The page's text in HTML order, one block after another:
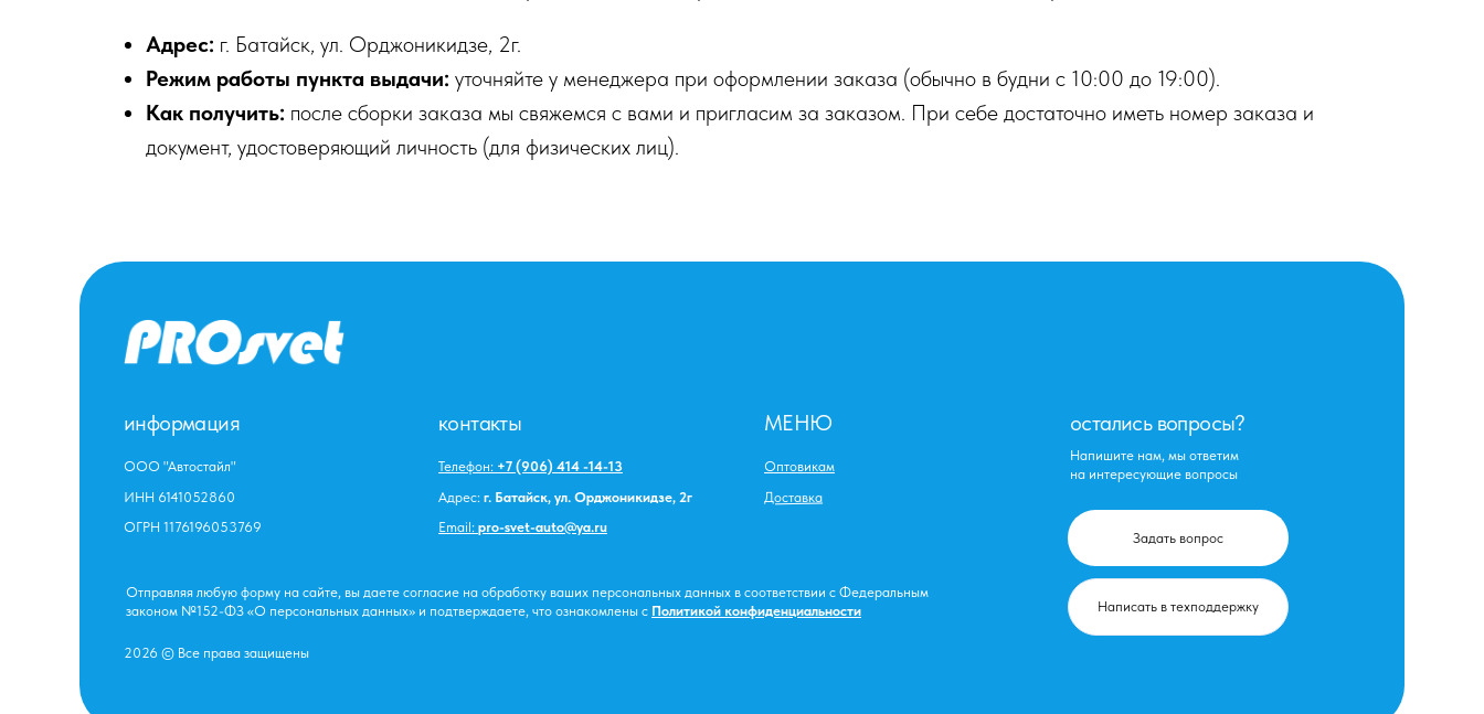
Адрес: г. Батайск, ул. Орджоникидзе, 2г.
Режим работы пункта выдачи: уточняйте у менеджера при оформлении заказа (обычно в будни с 10:00 до 19:00).
Как получить: после сборки заказа мы свяжемся с вами и пригласим за заказом. При себе достаточно иметь номер заказа и
документ, удостоверяющий личность (для физических лиц).
контакты
информация МЕНЮ остались вопросы?
Телефон: +7 (906) 414 -14-13 Оптовикам
Доставка
Адрес: г. Батайск, ул. Орджоникидзе, 2г
Email: pro-svet-auto@ya.ru
Напишите нам, мы ответим
на интересующие вопросы
Задать вопрос
Написать в техподдержку
ООО "Автостайл"
ИНН 6141052860
ОГРН 1176196053769
Отправляя любую форму на сайте, вы даете согласие на обработку ваших персональных данных в соответствии с Федеральным
законом №152-ФЗ «О персональных данных» и подтверждаете, что ознакомлены с Политикой конфиденциальности
2026 © Все права защищены